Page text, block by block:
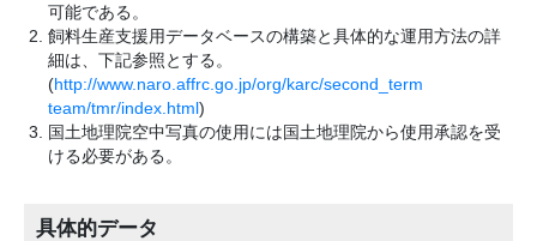
可能である。
飼料生産支援用データベースの構築と具体的な運用方法の詳
細は、下記参照とする。
(http://www.naro.affrc.go.jp/org/karc/second_term
team/tmr/index.html)
国土地理院空中写真の使用には国土地理院から使用承認を受
ける必要がある。
具体的データ